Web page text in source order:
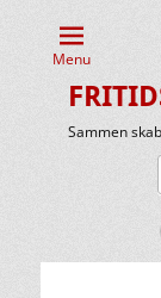
Menu
Sammen